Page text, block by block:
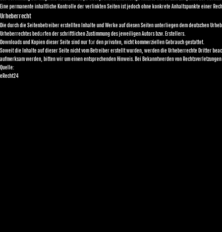
Eine permanente inhaltliche Kontrolle der verlinkten Seiten ist jedoch ohne konkrete Anhaltspunkte einer
Urheberrecht
Die durch die Seitenbetreiber erstellten Inhalte und Werke auf diesen Seiten unterliegen dem deutschen
Urheberrechtes bedürfen der schriftlichen Zustimmung des jeweiligen Autors bzw. Erstellers.
Downloads und Kopien dieser Seite sind nur für den privaten, nicht kommerziellen Gebrauch gestattet.
Soweit die Inhalte auf dieser Seite nicht vom Betreiber erstellt wurden, werden die Urheberrechte Dritter
aufmerksam werden, bitten wir um einen entsprechenden Hinweis. Bei Bekanntwerden von
Quelle:
eRecht24